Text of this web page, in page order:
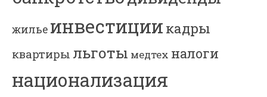
жилье инвестиции кадры
квартиры льготы медтех налоги
национализация